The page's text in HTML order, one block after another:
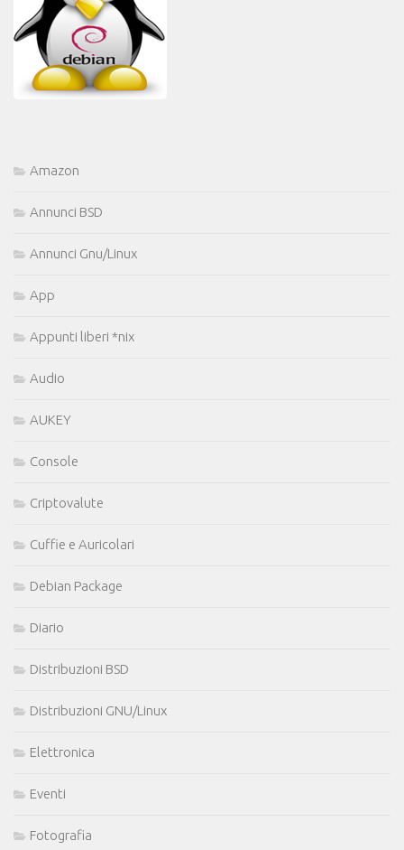
Amazon
Annunci BSD
Annunci Gnu/Linux
App
Appunti liberi *nix
Audio
AUKEY
Console
Criptovalute
Cuffie e Auricolari
Debian Package
Diario
Distribuzioni BSD
Distribuzioni GNU/Linux
Elettronica
Eventi
Fotografia